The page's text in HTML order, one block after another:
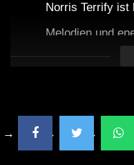
Norris Terrify ist
Melodien und
Elemente
Typischerweise